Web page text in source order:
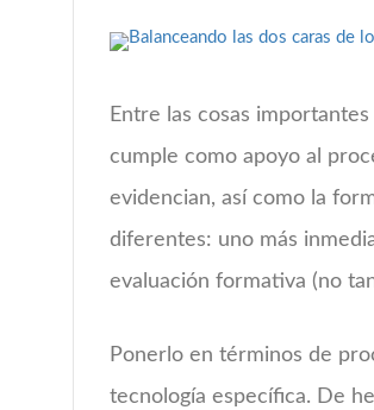
Entre las cosas
cumple como apoyo al
evidencian, así como la
diferentes: uno más
evaluación formativa (no
Ponerlo en términos de
tecnología específica. De